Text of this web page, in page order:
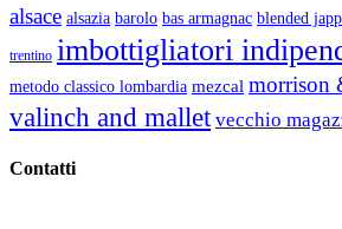
alsace alsazia barolo bas armagnac blended
trentino imbottigliatori
metodo classico lombardia mezcal morrison
valinch and mallet vecchio
Contatti